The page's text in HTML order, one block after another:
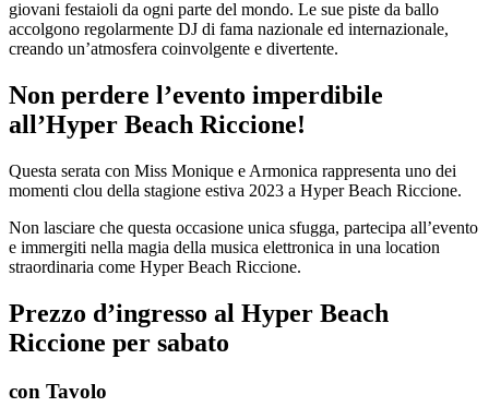
giovani festaioli da ogni parte del mondo. Le sue piste da ballo
accolgono regolarmente DJ di fama nazionale ed internazionale,
creando un’atmosfera coinvolgente e divertente.
Non perdere l’evento imperdibile
all’Hyper Beach Riccione!
Questa serata con Miss Monique e Armonica rappresenta uno dei
momenti clou della stagione estiva 2023 a Hyper Beach Riccione.
Non lasciare che questa occasione unica sfugga, partecipa all’evento
e immergiti nella magia della musica elettronica in una location
straordinaria come Hyper Beach Riccione.
Prezzo d’ingresso al Hyper Beach
Riccione per sabato
con Tavolo